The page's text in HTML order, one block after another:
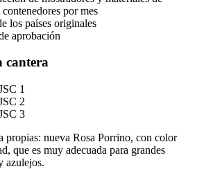
por mes
los países originales
aprobación
cantera
propias: nueva Rosa Porrino, con color
que es muy adecuada para grandes
azulejos.